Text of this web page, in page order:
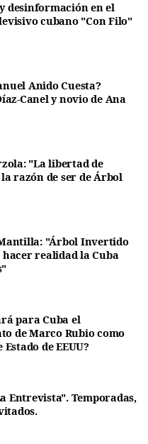
desinformación en el
cubano "Con Filo"
Anido Cuesta?
Canel y novio de Ana
"La libertad de
razón de ser de Árbol
"Árbol Invertido
realidad la Cuba
para Cuba el
de Marco Rubio como
de EEUU?
Entrevista". Temporadas,